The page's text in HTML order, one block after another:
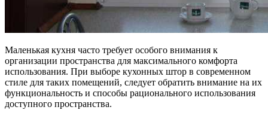
Маленькая кухня часто требует особого внимания к
организации пространства для максимального комфорта
использования. При выборе кухонных штор в современном
стиле для таких помещений, следует обратить внимание на их
функциональность и способы рационального использования
доступного пространства.